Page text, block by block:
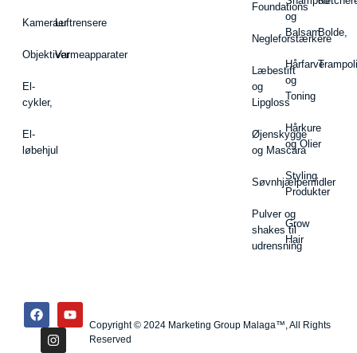
Kameraer
Objektiver
El-
cykler,
El-
løbehjul
Luftrensere
Varmeapparater
Foundations
Negleforstærkere
Læbestift
og
Lipgloss
Øjenskygge
og Mascara
Søvnhjælpemidler
Pulver og
shakes til
udrensning
og
Balsam
Hårfarve
og
Toning
Hårkure
og Olier
Styling
Produkter
Grow
Hair
Bolde,
Copyright © 2024 Marketing Group Malaga™, All Rights
Reserved